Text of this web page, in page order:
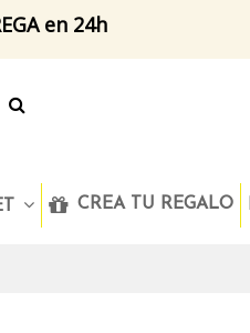
en 24h
CREA TU REGALO